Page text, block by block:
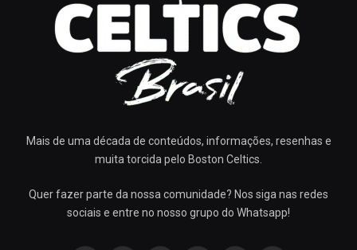
Mais de uma década de conteúdos, informações, resenhas e
muita torcida pelo Boston Celtics.
Quer fazer parte da nossa comunidade? Nos siga nas redes
sociais e entre no nosso grupo do Whatsapp!